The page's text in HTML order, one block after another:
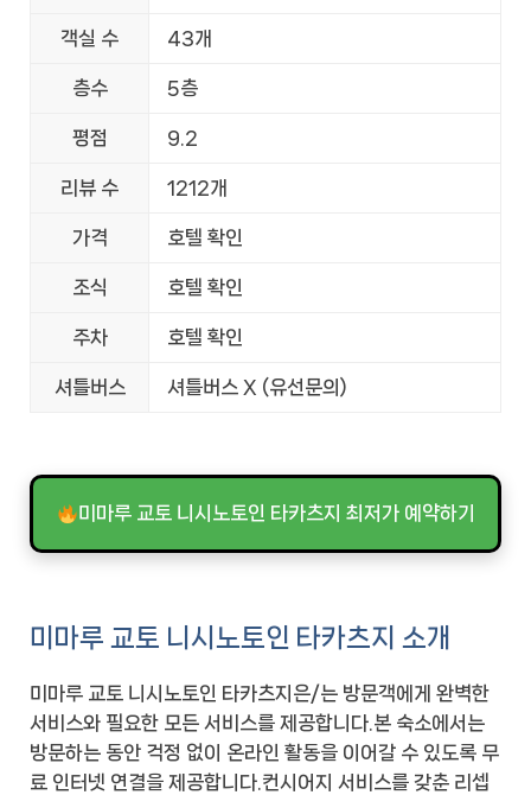
객실 수 43개
층수 5층
평점 9.2
리뷰 수 1212개
가격 호텔 확인
조식 호텔 확인
주차 호텔 확인
셔틀버스 셔틀버스 X (유선문의)
미마루 교토 니시노토인 타카츠지 최저가 예약하기
미마루 교토 니시노토인 타카츠지 소개
미마루 교토 니시노토인 타카츠지은/는 방문객에게 완벽한
서비스와 필요한 모든 서비스를 제공합니다.본 숙소에서는
방문하는 동안 걱정 없이 온라인 활동을 이어갈 수 있도록 무
료 인터넷 연결을 제공합니다.컨시어지 서비스를 갖춘 리셉